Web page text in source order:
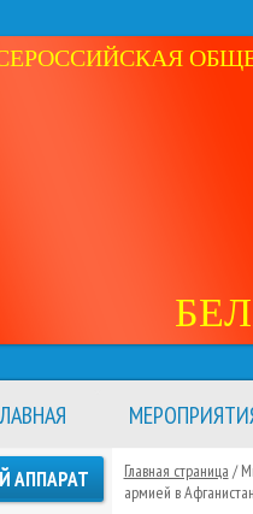
Главная страница /
армией в
АППАРАТ